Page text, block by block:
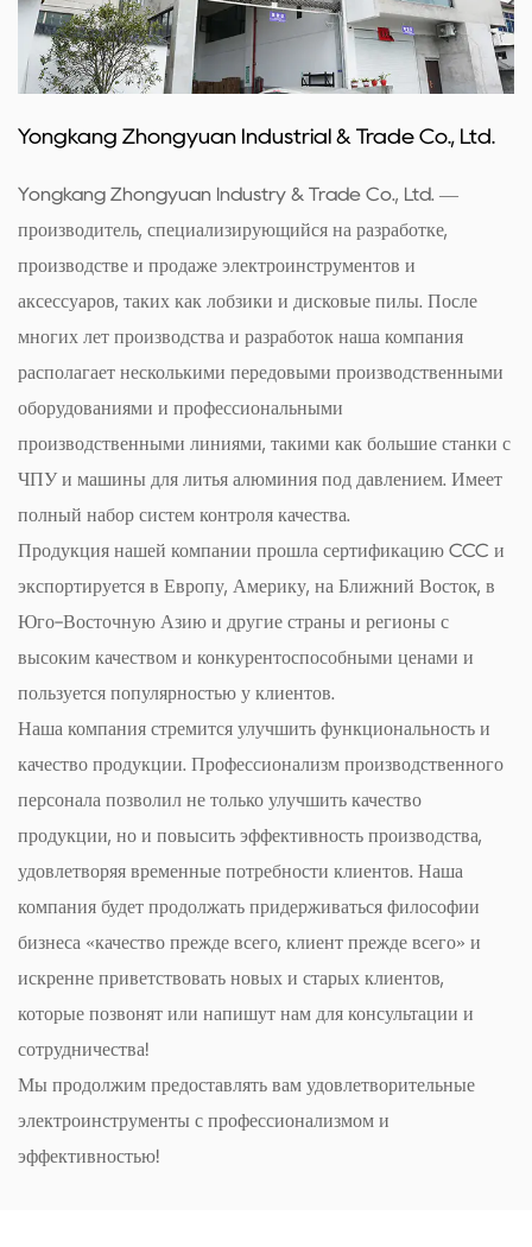
Yongkang Zhongyuan Industrial & Trade Co., Ltd.
Yongkang Zhongyuan Industry & Trade Co., Ltd. —
производитель, специализирующийся на разработке,
производстве и продаже электроинструментов и
аксессуаров, таких как лобзики и дисковые пилы. После
многих лет производства и разработок наша компания
располагает несколькими передовыми производственными
оборудованиями и профессиональными
производственными линиями, такими как большие станки с
ЧПУ и машины для литья алюминия под давлением. Имеет
полный набор систем контроля качества.
Продукция нашей компании прошла сертификацию CCC и
экспортируется в Европу, Америку, на Ближний Восток, в
Юго-Восточную Азию и другие страны и регионы с
высоким качеством и конкурентоспособными ценами и
пользуется популярностью у клиентов.
Наша компания стремится улучшить функциональность и
качество продукции. Профессионализм производственного
персонала позволил не только улучшить качество
продукции, но и повысить эффективность производства,
удовлетворяя временные потребности клиентов. Наша
компания будет продолжать придерживаться философии
бизнеса «качество прежде всего, клиент прежде всего» и
искренне приветствовать новых и старых клиентов,
которые позвонят или напишут нам для консультации и
сотрудничества!
Мы продолжим предоставлять вам удовлетворительные
электроинструменты с профессионализмом и
эффективностью!